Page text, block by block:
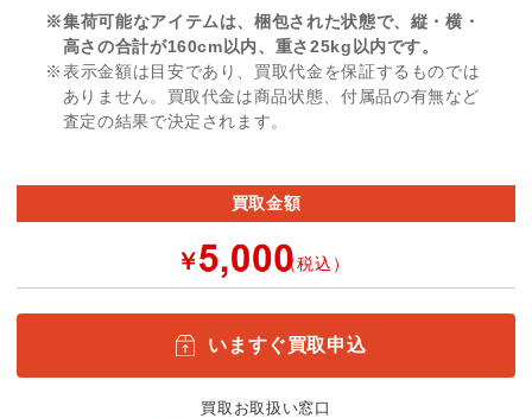
※集荷可能なアイテムは、梱包された状態で、縦・横・
高さの合計が160cm以内、重さ25kg以内です。
※表示金額は目安であり、買取代金を保証するものでは
ありません。買取代金は商品状態、付属品の有無など
査定の結果で決定されます。
買取金額
￥ （税込）
いますぐ買取申込
買取お取扱い窓口